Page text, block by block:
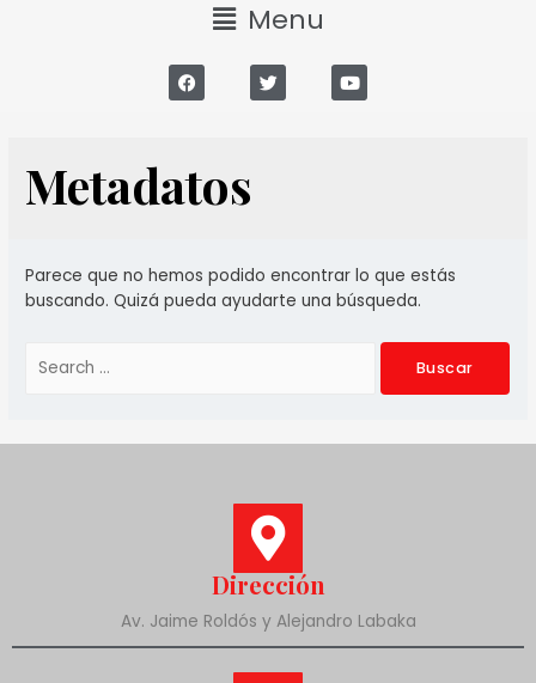
Menu
Metadatos
Parece que no hemos podido encontrar lo que estás
buscando. Quizá pueda ayudarte una búsqueda.
Dirección
Av. Jaime Roldós y Alejandro Labaka